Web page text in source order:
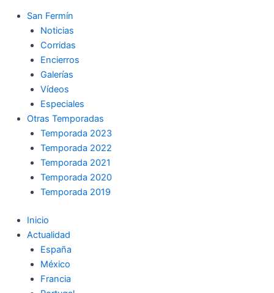
San Fermín
Noticias
Corridas
Encierros
Galerías
Vídeos
Especiales
Otras Temporadas
Temporada 2023
Temporada 2022
Temporada 2021
Temporada 2020
Temporada 2019
Inicio
Actualidad
España
México
Francia